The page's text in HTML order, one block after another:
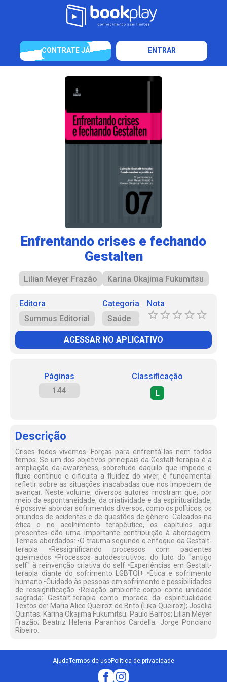
CONTRATE JÁ ENTRAR
Enfrentando crises e fechando
Gestalten
Lilian Meyer Frazão Karina Okajima Fukumitsu
Editora
Summus Editorial
Categoria
Saúde
Nota
ACESSAR NO APLICATIVO
Páginas
144
Classificação
L
Descrição
Crises todos vivemos. Forças para enfrentá-las nem todos
temos. Se um dos objetivos principais da Gestalt-terapia é a
ampliação da awareness, sobretudo daquilo que impede o
fluxo contínuo e dificulta a fluidez do viver, é fundamental
refletir sobre as situações inacabadas que nos impedem de
avançar. Neste volume, diversos autores mostram que, por
meio da espontaneidade, da criatividade e da espiritualidade,
é possível abordar sofrimentos diversos, como os políticos, os
oriundos de acidentes e de questões de gênero. Calcados na
ética e no acolhimento terapêutico, os capítulos aqui
presentes dão uma importante contribuição à abordagem.
Temas abordados: •O trauma segundo o enfoque da Gestalt-
terapia •Ressignificando processos com pacientes
queimados •Processos autodestrutivos: do luto do "antigo
self" à reinvenção criativa do self •Experiências em Gestalt-
terapia diante do sofrimento LGBTQI+ •Ética e sofrimento
humano •Cuidado às pessoas em sofrimento e possibilidades
de ressignificação •Relação ambiente-corpo como unidade
sagrada: Gestalt-terapia como morada da espiritualidade
Textos de: Maria Alice Queiroz de Brito (Lika Queiroz); Josélia
Quintas; Karina Okajima Fukumitsu; Paulo Barros; Lilian Meyer
Frazão; Beatriz Helena Paranhos Cardella; Jorge Ponciano
Ribeiro.
AjudaTermos de usoPolítica de privacidade